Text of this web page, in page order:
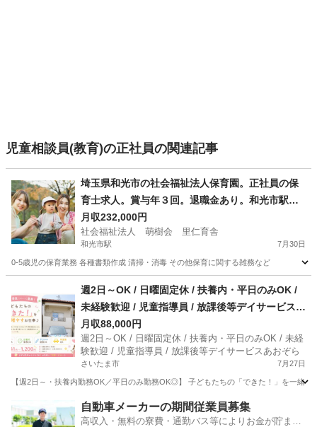
児童相談員(教育)の正社員の関連記事
埼玉県和光市の社会福祉法人保育園。正社員の保
育士求人。賞与年３回。退職金あり。和光市駅徒
歩9分。
月収232,000円
社会福祉法人 萌樹会 里仁育舎
和光市駅 7月30日
0-5歳児の保育業務 各種書類作成 清掃・消毒 その他保育に関する雑務など
和光市駅 保育士
週2日～OK / 日曜固定休 / 扶養内・平日のみOK /
未経験歓迎 / 児童指導員 / 放課後等デイサービスあ
おぞら
月収88,000円
週2日～OK / 日曜固定休 / 扶養内・平日のみOK / 未経
験歓迎 / 児童指導員 / 放課後等デイサービスあおぞら
さいたま市 7月27日
【週2日～・扶養内勤務OK／平日のみ勤務OK◎】 子どもたちの「できた！」を一緒
さいたま市 保育士
自動車メーカーの期間従業員募集
高収入・無料の寮費・通勤バス等によりお金が貯まり